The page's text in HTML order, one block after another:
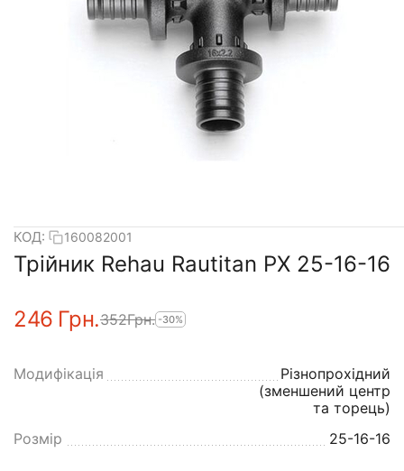
КОД: 160082001
Трійник Rehau Rautitan PX 25-16-16
‍246‍ Грн.‍352‍Грн. -30%
Модифікація
Різнопрохідний
(зменшений центр
та торець)
Розмір
25-16-16